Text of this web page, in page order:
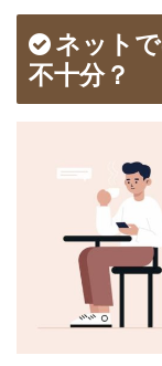
ネット
不十分？